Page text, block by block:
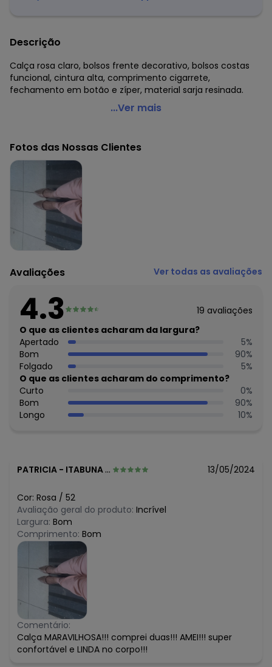
Descrição
Calça rosa claro, bolsos frente decorativo, bolsos costas
funcional, cintura alta, comprimento cigarrete,
fechamento em botão e zíper, material sarja resinada.
Quintess - Calça Rosa Claro em Sarja Resinada
Modelagem: Justa
Complemento: Bolso decorativo;Bolso;
Cintura: Alta
Comprimento: Cigarrete
Fechamento: Em botão e zíper
Material: Sarja Resinada
Estação: Ano Inteiro
Situação de Uso: Trabalho
Composição Material: 69% Algodão, 29% Poliéster, 2%
Elastano
Histórico de preços
O preço apresentado abaixo é o menor oferecido em
algum dia do mês, para o menor tamanho disponível.
agosto/2026
N/D*
julho/2026
junho/2026 R$ 79,99
maio/2026 R$ 89,99
abril/2026 R$ 99,99
março/2026 R$ 99,99
fevereiro/2026 R$ 128,99
...Ver mais
Fotos das Nossas Clientes
Avaliações Ver todas as avaliações
4.3 19 avaliações
O que as clientes acharam da largura?
Apertado
5%
Bom
90%
Folgado
5%
O que as clientes acharam do comprimento?
Curto
0%
Bom
90%
Longo
10%
PATRICIA - ITABUNA - BA 13/05/2024
Cor: Rosa / 52
Avaliação geral do produto: Incrível
Largura: Bom
Comprimento: Bom
Comentário:
Calça MARAVILHOSA!!! comprei duas!!! AMEI!!! super
confortável e LINDA no corpo!!!